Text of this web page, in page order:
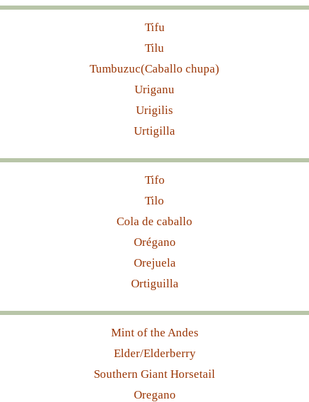
Tifu
Tilu
Tumbuzuc(Caballo chupa)
Uriganu
Urigilis
Urtigilla
Tifo
Tilo
Cola de caballo
Orégano
Orejuela
Ortiguilla
Mint of the Andes
Elder/Elderberry
Southern Giant Horsetail
Oregano